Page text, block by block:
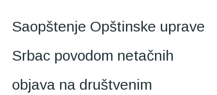
Saopštenje Opštinske uprave
Srbac povodom netačnih
objava na društvenim